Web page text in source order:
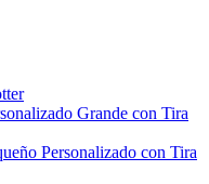
Grande con Tira
Personalizado con Tira